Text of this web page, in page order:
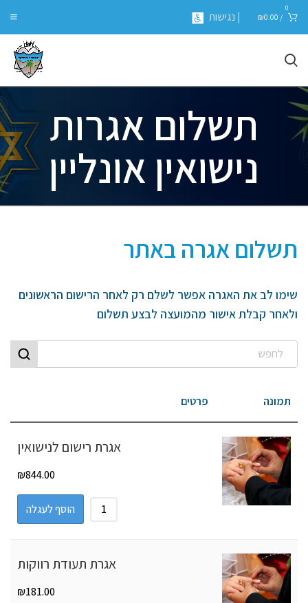
0
/
₪0.00 | נגישות
תשלום אגרות
נישואין אונליין
תשלום אגרה באתר
שימו לב את האגרה אפשר לשלם רק לאחר הרישום הראשונים
ולאחר קבלת אישור מהמועצה לבצע תשלום
תמונה פרטים
אגרת רישום לנישואין
₪844.00
הוסף לעגלה
אגרת תעודת רווקות
₪181.00